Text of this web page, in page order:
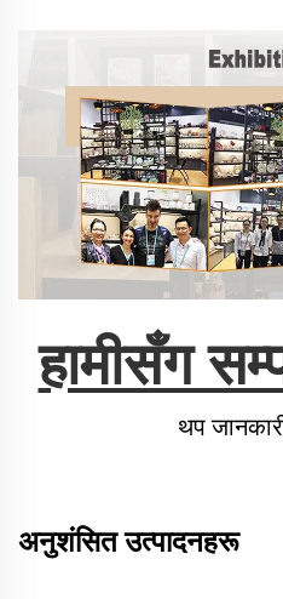
हामीसँग
थप
अनुशंसित उत्पादनहरू